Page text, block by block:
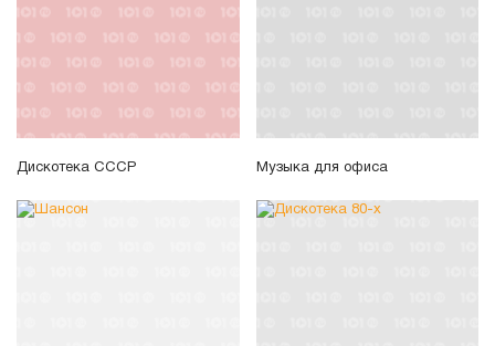
Дискотека СССР Музыка для офиса